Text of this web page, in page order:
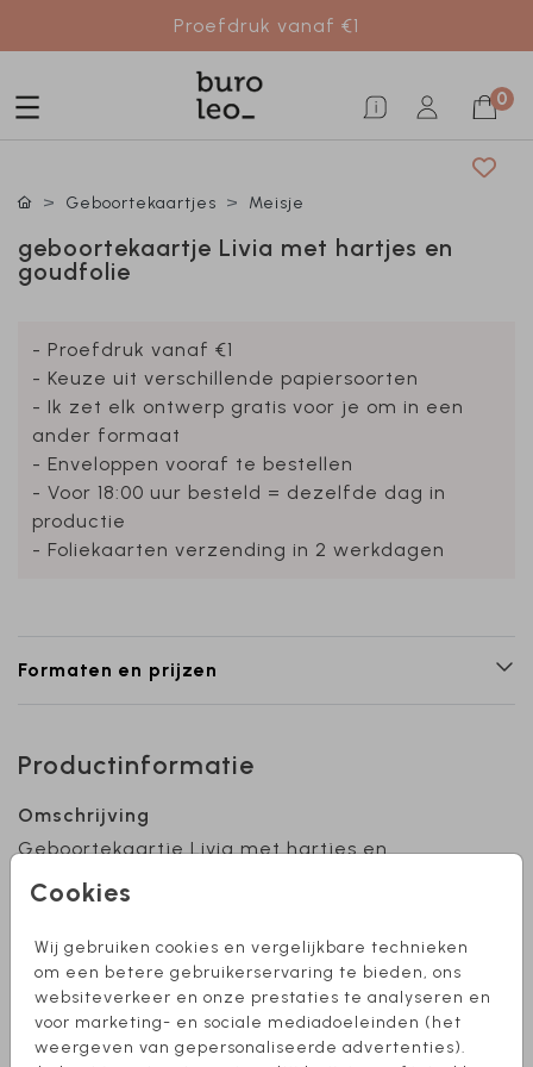
Proefdruk vanaf €1
0
Cookies
Wij gebruiken cookies en vergelijkbare technieken
om een betere gebruikerservaring te bieden, ons
websiteverkeer en onze prestaties te analyseren en
voor marketing- en sociale mediadoeleinden (het
weergeven van gepersonaliseerde advertenties).
Geboortekaartjes Meisje
geboortekaartje Livia met hartjes en
goudfolie
- Proefdruk vanaf €1
- Keuze uit verschillende papiersoorten
- Ik zet elk ontwerp gratis voor je om in een
ander formaat
- Enveloppen vooraf te bestellen
- Voor 18:00 uur besteld = dezelfde dag in
productie
- Foliekaarten verzending in 2 werkdagen
Formaten en prijzen
Productinformatie
Omschrijving
Geboortekaartje Livia met hartjes en
goudfolie. Pas het ontwerp aan naar eigen
wens en bestel een proefdruk al vanaf €1! Heb
je hulp nodig of wil je dit kaartje in een ander
formaat? Stuur mij een berichtje, ik help je
graag!
Toon meer
Collectie